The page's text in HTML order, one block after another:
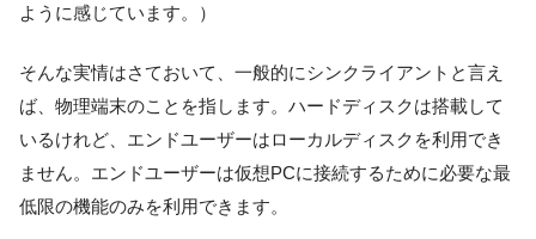
ように感じています。）
そんな実情はさておいて、一般的にシンクライアントと言え
ば、物理端末のことを指します。ハードディスクは搭載して
いるけれど、エンドユーザーはローカルディスクを利用でき
ません。エンドユーザーは仮想PCに接続するために必要な最
低限の機能のみを利用できます。